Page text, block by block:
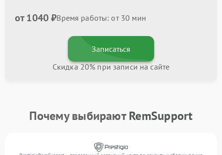
от 1040 ₽Время работы: от 30 мин
Записаться
Скидка 20% при записи на сайте
Почему выбираютRemSupport